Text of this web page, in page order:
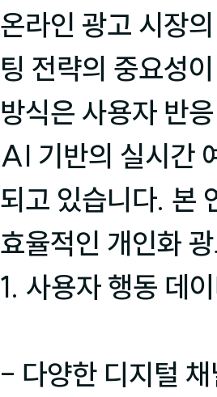
온라인 광고 시장
팅 전략의 중요성
방식은 사용자 반
AI 기반의 실시간
되고 있습니다. 본
효율적인 개인화
1. 사용자 행동 데
- 다양한 디지털